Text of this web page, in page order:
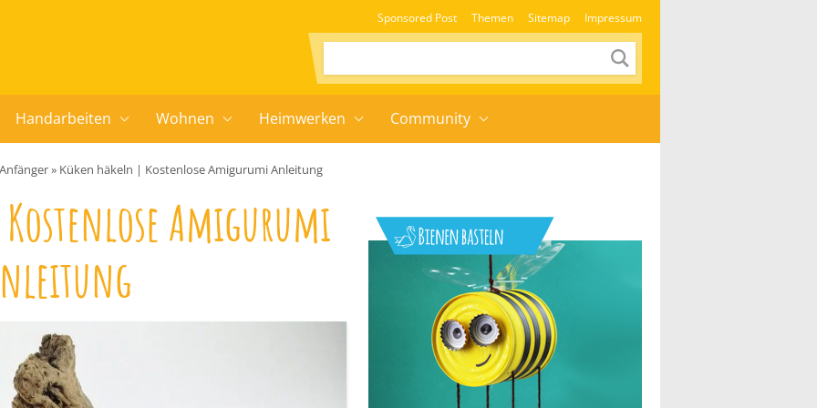
Sponsored Post Themen Sitemap Impressum
Handarbeiten Wohnen Heimwerken Community
» Küken häkeln | Kostenlose Amigurumi Anleitung
Amigurumi